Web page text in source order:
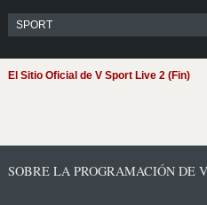
El Sitio Oficial de V Sport Live 2 (Fin)
SOBRE LA PROGRAMACIÓN DE